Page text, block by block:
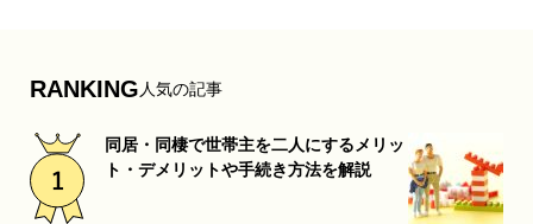
RANKING 人気の記事
同居・同棲で世帯主を二人にするメリッ
ト・デメリットや手続き方法を解説